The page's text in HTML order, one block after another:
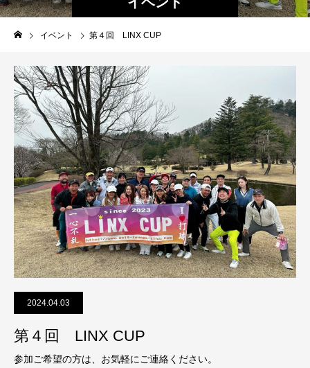
イベント 第４回 LINX CUP
2024.04.03
第４回 LINX CUP
参加ご希望の方は、お気軽にご連絡ください。